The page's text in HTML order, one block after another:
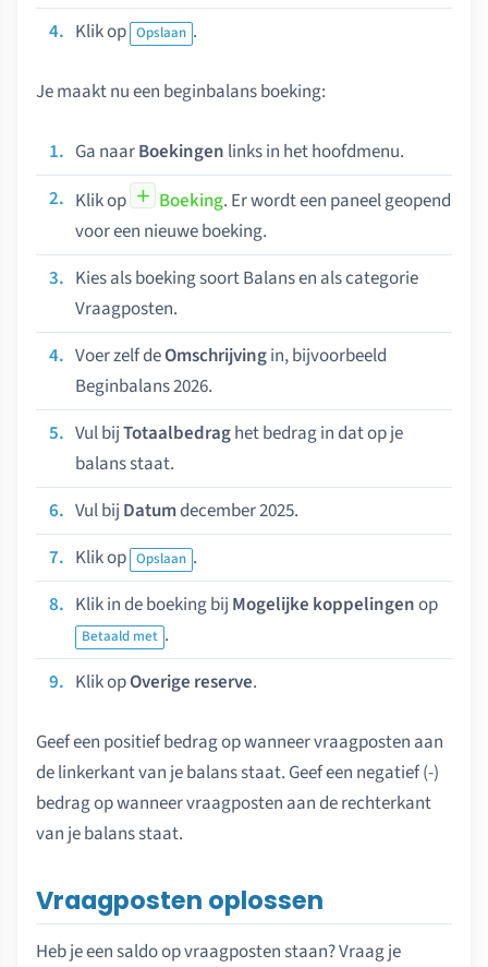
Klik op Opslaan .
Je maakt nu een beginbalans boeking:
Ga naarBoekingen links in het hoofdmenu.
Klik op
Boeking. Er wordt een paneel geopend
voor een nieuwe boeking.
Kies als boeking soort Balans en als categorie
Vraagposten.
Voer zelf deOmschrijvingin, bijvoorbeeld
Beginbalans 2026.
Vul bijTotaalbedraghet bedrag in dat op je
balans staat.
Vul bij Datumdecember 2025.
Klik op Opslaan .
Klik in de boeking bij Mogelijke koppelingenop
Betaald met .
Klik opOverige reserve.
Geef een positief bedrag op wanneer vraagposten aan
de linkerkant van je balans staat. Geef een negatief (-)
bedrag op wanneer vraagposten aan de rechterkant
van je balans staat.
Vraagposten oplossen
Heb je een saldo op vraagposten staan? Vraag je